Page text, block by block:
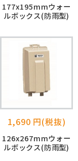
177x195mmウォー
ルボックス(防雨型)
1,690 円(税抜)
126x267mmウォー
ルボックス(防雨型)